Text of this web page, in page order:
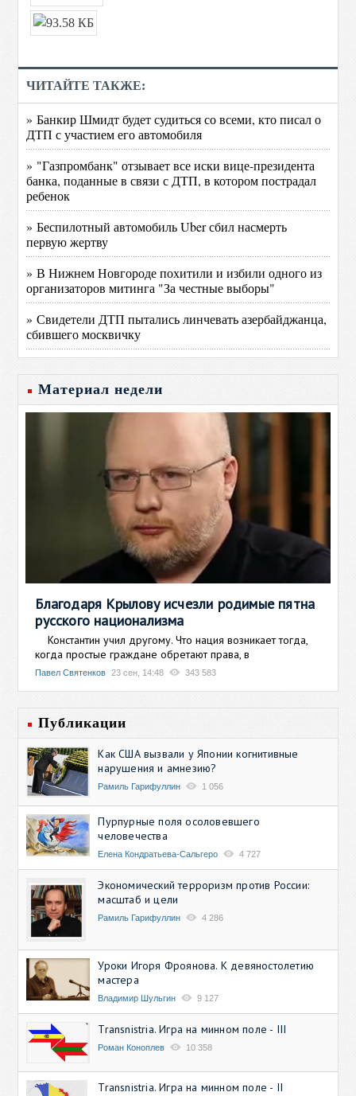
ЧИТАЙТЕ ТАКЖЕ:
» Банкир Шмидт будет судиться со всеми, кто писал о
ДТП с участием его автомобиля
» "Газпромбанк" отзывает все иски вице-президента
банка, поданные в связи с ДТП, в котором пострадал
ребенок
» Беспилотный автомобиль Uber сбил насмерть
первую жертву
» В Нижнем Новгороде похитили и избили одного из
организаторов митинга "За честные выборы"
» Свидетели ДТП пытались линчевать азербайджанца,
сбившего москвичку
Материал недели
Благодаря Крылову исчезли родимые пятна
русского национализма
Константин учил другому. Что нация возникает тогда,
когда простые граждане обретают права, в
Павел Святенков 23 сен, 14:48 343 583
Публикации
Как США вызвали у Японии когнитивные
нарушения и амнезию?
Рамиль Гарифуллин 1 056
Пурпурные поля осоловевшего
человечества
Елена Кондратьева-Сальгеро 4 727
Экономический терроризм против России:
масштаб и цели
Рамиль Гарифуллин 4 286
Уроки Игоря Фроянова. К девяностолетию
мастера
Владимир Шульгин 9 127
Transnistria. Игра на минном поле - III
Роман Коноплев 10 358
Transnistria. Игра на минном поле - II